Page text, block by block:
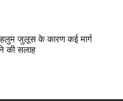
जुलूस के कारण कई मार्ग
की सलाह